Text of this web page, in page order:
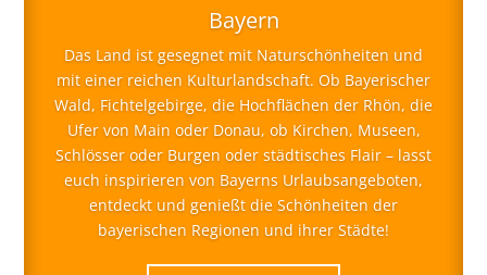
Bayern
Das Land ist gesegnet mit Naturschönheiten und
mit einer reichen Kulturlandschaft. Ob Bayerischer
Wald, Fichtelgebirge, die Hochflächen der Rhön, die
Ufer von Main oder Donau, ob Kirchen, Museen,
Schlösser oder Burgen oder städtisches Flair – lasst
euch inspirieren von Bayerns Urlaubsangeboten,
entdeckt und genießt die Schönheiten der
bayerischen Regionen und ihrer Städte!